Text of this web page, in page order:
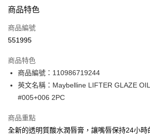
信用卡
Apple Pay
PayMe
WeChat Pay
送貨方式
商品特色
商品編號
551995
商品特色
商品編號：110986719244
英文名稱：Maybelline LIFTER GLAZE
#005+006 2PC
商品重點
全新的透明質酸水潤唇膏，讓嘴唇保持24小